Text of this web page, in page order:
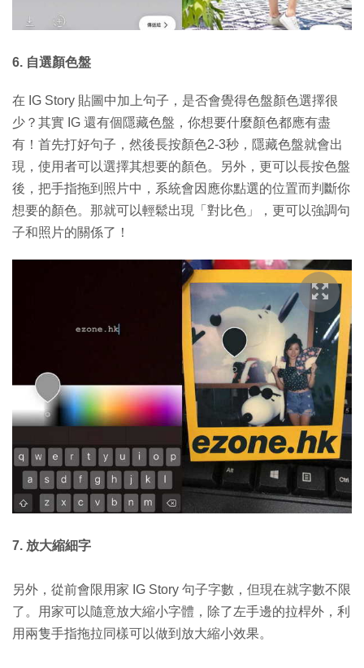
6. 自選顏色盤
在 IG Story 貼圖中加上句子，是否會覺得色盤顏色選擇很
少？其實 IG 還有個隱藏色盤，你想要什麼顏色都應有盡
有！首先打好句子，然後長按顏色2-3秒，隱藏色盤就會出
現，使用者可以選擇其想要的顏色。另外，更可以長按色盤
後，把手指拖到照片中，系統會因應你點選的位置而判斷你
想要的顏色。那就可以輕鬆出現「對比色」，更可以強調句
子和照片的關係了！
7. 放大縮細字
另外，從前會限用家 IG Story 句子字數，但現在就字數不限
了。用家可以隨意放大縮小字體，除了左手邊的拉桿外，利
用兩隻手指拖拉同樣可以做到放大縮小效果。